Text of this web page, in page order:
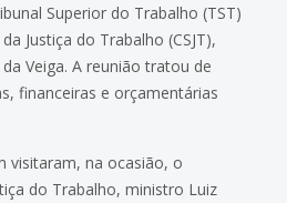
Superior do Trabalho (TST)
Justiça do Trabalho (CSJT),
Veiga. A reunião tratou de
financeiras e orçamentárias
visitaram, na ocasião, o
do Trabalho, ministro Luiz